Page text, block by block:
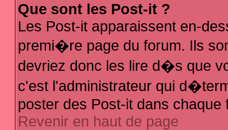
Que sont les Post-it ?
Les Post-it apparaissent en-
premi�re page du forum. Ils
devriez donc les lire d�s que
c'est l'administrateur qui
poster des Post-it dans chaque
Revenir en haut de page